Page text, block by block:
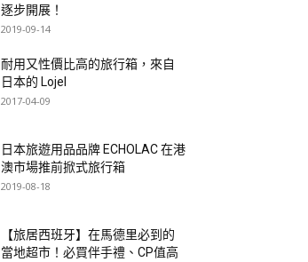
逐步開展！
2019-09-14
耐用又性價比高的旅行箱，來自
日本的 Lojel
2017-04-09
日本旅遊用品品牌 ECHOLAC 在港
澳市場推前掀式旅行箱
2019-08-18
【旅居西班牙】在馬德里必到的
當地超市！必買伴手禮、CP值高